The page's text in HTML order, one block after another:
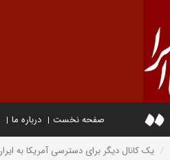
صفحه نخست درباره ما
یک کانال دیگر برای دسترسی آمریکا به